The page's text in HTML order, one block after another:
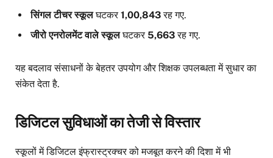
सिंगल टीचर स्कूलघटकर1,00,843रह गए.
जीरो एनरोलमेंट वाले स्कूलघटकर5,663रह गए.
यह बदलाव संसाधनों के बेहतर उपयोग और शिक्षक उपलब्धता में सुधार का
संकेत देता है.
डिजिटल सुविधाओं का तेजी से विस्तार
स्कूलों में डिजिटल इंफ्रास्ट्रक्चर को मजबूत करने की दिशा में भी